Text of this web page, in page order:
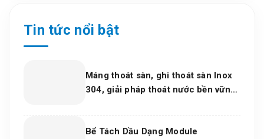
Tin tức nổi bật
Máng thoát sàn, ghi thoát sàn Inox
304, giải pháp thoát nước bền vững
Bể Tách Dầu Dạng Module